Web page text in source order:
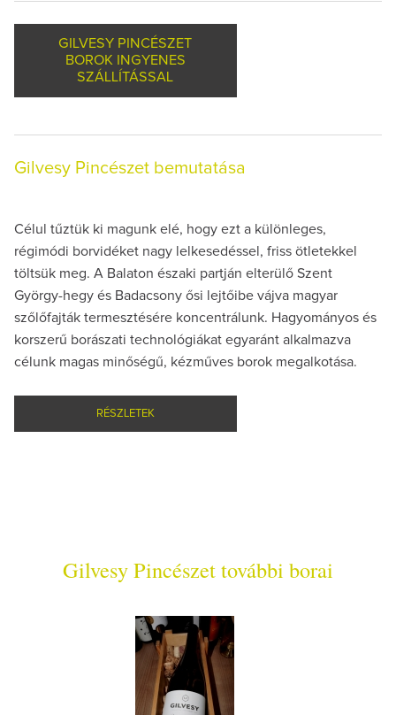
GILVESY PINCÉSZET
BOROK INGYENES
SZÁLLÍTÁSSAL
Gilvesy Pincészet bemutatása
Célul tűztük ki magunk elé, hogy ezt a különleges,
régimódi borvidéket nagy lelkesedéssel, friss ötletekkel
töltsük meg. A Balaton északi partján elterülő Szent
György-hegy és Badacsony ősi lejtőibe vájva magyar
szőlőfajták termesztésére koncentrálunk. Hagyományos és
korszerű borászati technológiákat egyaránt alkalmazva
célunk magas minőségű, kézműves borok megalkotása.
RÉSZLETEK
Gilvesy Pincészet további borai